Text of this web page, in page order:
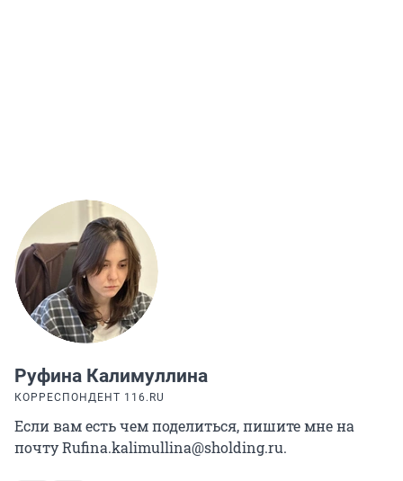
Руфина Калимуллина
КОРРЕСПОНДЕНТ 116.RU
Если вам есть чем поделиться, пишите мне на
почту Rufina.kalimullina@sholding.ru.